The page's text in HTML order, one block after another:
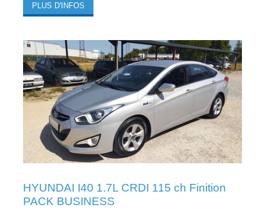
PLUS D'INFOS
HYUNDAI I40 1.7L CRDI 115 ch Finition
PACK BUSINESS